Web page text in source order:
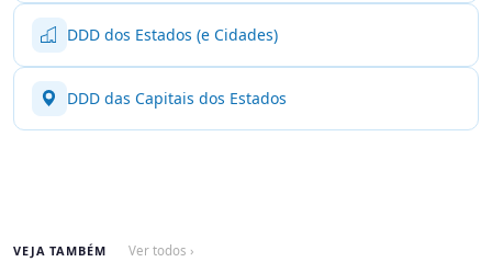
DDD dos Estados (e Cidades)
DDD das Capitais dos Estados
VEJA TAMBÉM Ver todos ›